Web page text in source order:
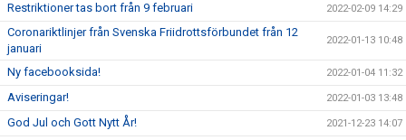
Restriktioner tas bort från 9 februari 2022-02-09 14:29
Coronariktlinjer från Svenska Friidrottsförbundet från 12
januari
2022-01-13 10:48
Ny facebooksida! 2022-01-04 11:32
Aviseringar! 2022-01-03 13:48
God Jul och Gott Nytt År! 2021-12-23 14:07